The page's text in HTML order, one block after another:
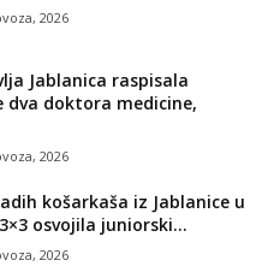
2026
Jablanica raspisala
dva doktora medicine,
2026
košarkaša iz Jablanice u
osvojila juniorski...
2026